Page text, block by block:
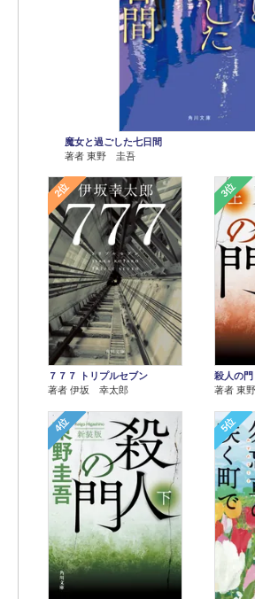
魔女と過ごした七日間
著者 東野 圭吾
2位
７７７ トリプルセブン
著者 伊坂 幸太郎
3位
殺人の
著者 東
4位 5位